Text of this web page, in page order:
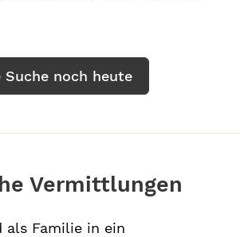
Suche noch heute
Vermittlungen
als Familie in ein